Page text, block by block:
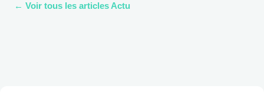
← Voir tous les articles Actu